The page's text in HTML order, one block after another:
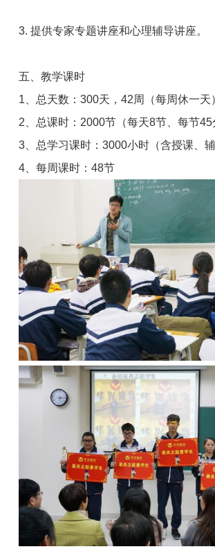
3. 提供专家专题讲座和心理辅导讲座。
五、教学课时
1、总天数：300天，42周（每周休一天
2、总课时：2000节（每天8节、每节45
3、总学习课时：3000小时（含授课、辅
4、每周课时：48节